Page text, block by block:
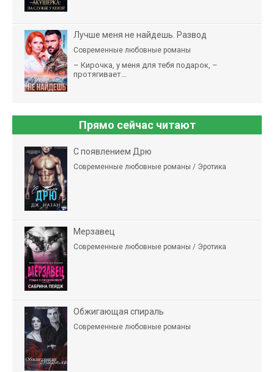
Лучше меня не найдешь. Развод
Современные любовные романы
– Кирочка, у меня для тебя подарок, –
протягивает...
Прямо сейчас читают
С появлением Дрю
Современные любовные романы / Эротика
Мерзавец
Современные любовные романы / Эротика
Обжигающая спираль
Современные любовные романы